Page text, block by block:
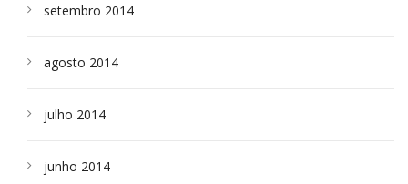
setembro 2014
agosto 2014
julho 2014
junho 2014